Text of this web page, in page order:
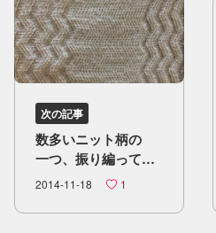
次の記事
数多い​ニット柄の​
一つ、​振り編って​
ご存知ですか？
2014-11-18 1